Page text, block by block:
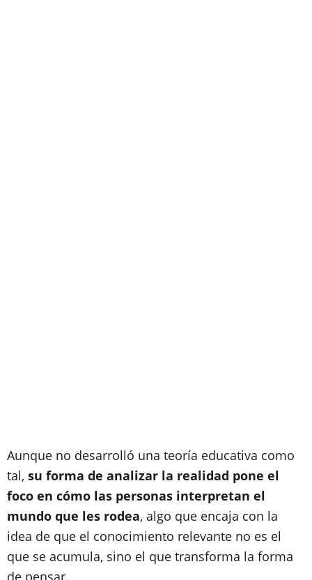
Aunque no desarrolló una teoría educativa como
tal, su forma de analizar la realidad pone el
foco en cómo las personas interpretan el
mundo que les rodea, algo que encaja con la
idea de que el conocimiento relevante no es el
que se acumula, sino el que transforma la forma
de pensar.